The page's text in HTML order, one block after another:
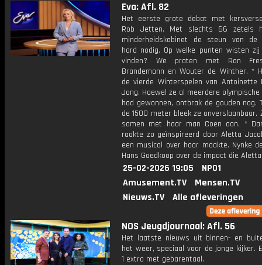
Eva: Afl. 82
Het eerste grote debat met
Rob Jetten. Met slechts 66 zetels
minderheidskabinet de steun van de
hard nodig. Op welke punten wisten
vinden? We praten met Ron
Brandemann en Wouter de Winther. *
de vierde Winterspelen van Antoinette
Jong. Hoewel ze al meerdere
had gewonnen, ontbrak de gouden nog.
de 1500 meter bleek ze onverslaanbaar.
samen met haar man Coen aan. *
raakte zo geïnspireerd door Aletta
een musical over haar maakte. Nynke
Hans Goedkoop over de impact die
25-02-2026 19:05
NPO1
Amusement.TV
Mensen.TV
Nieuws.TV
Alle afleveringen
NOS Jeugdjournaal: Afl. 56
Het laatste nieuws uit binnen- en
het weer, speciaal voor de jonge kijker.
1 extra met gebarentaal.